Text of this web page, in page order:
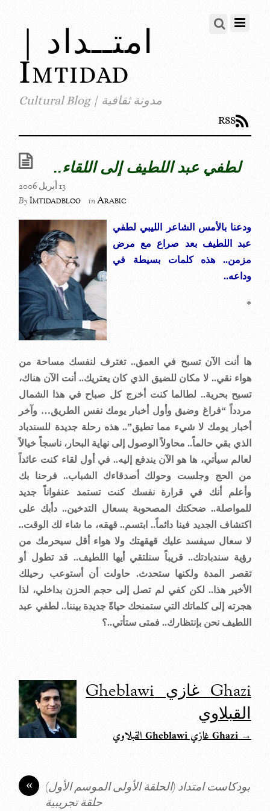
امتــداد |
Imtidad
مدونة ثقافية | Cultural Blog
RSS
لطفي عبد اللطيف إلى اللقاء..
13 أبريل 2006
ByImtidadblog inArabic
ودعنا بالأمس الشاعر الليبي لطفي
عبد اللطيف بعد صراع مع مرض
مزمن.. هذه كلمات بسيطة في
وداعه..
*
ها أنت الآن تسبح في العمق.. تغترف لنفسك مساحة من
هواء نقي.. لا مكان للضيق الذي كان يعتريك.. أنت الآن هناك،
تسبح بحرية.. لطالما كنت أخرج كل صباح في هذا الشمال
مردداً “فراغ وضيق وأول أخبار يومك نفس الطريق… وآخر
أخبار يومك لا شيء مما تطيق”.. هذه رحلة جديدة للسندباد
الذي بقي حالماً.. محاولاً الوصول إلى نهاية البحار، ناسجاً خيالاً
لعالم سيأتي، ها هو الآن يندفع إليه.. في أول لقاء كنت عائداً
من الحج وجلست وحولك أصدقاءك الشباب.. فرحنا بك
وأعلم أنك في قرارة نفسك كنت تستمد عنفواناً جديد
للمواصلة.. ضحكتك المصحوبة بسعال التدخين.. دأبك على
اكتشاف الجديد فينا دائماً.. ابتسم.. قهقه، ما شاء لك الوقت..
لا سعال سيفسد عليك قهقهتك ولا هواء أقل سيحرمك من
رؤية سندبادتك.. قريباً سنلتقي أيها اللطيف.. قد تطول أو
تقصر المدة ولكنها ستحدث. حاولت أن أستوعب رحيلك
الأخير هذا.. لكن كفي لم تصل إلى حجم الحزن بداخلي، لذا
هجرته إلى كلماتك التي ستمنحك حياةً جديدة بيننا.. لطفي عبد
اللطيف نحن بإنتظارك.. فمتى ستأتي..؟
Ghazi غازي Gheblawi
القبلاوي
→ Ghazi غازي Gheblawi القبلاوي
«
بودكاست امتداد (الحلقة الأولى الموسم الأول)
حلقة تجريبية